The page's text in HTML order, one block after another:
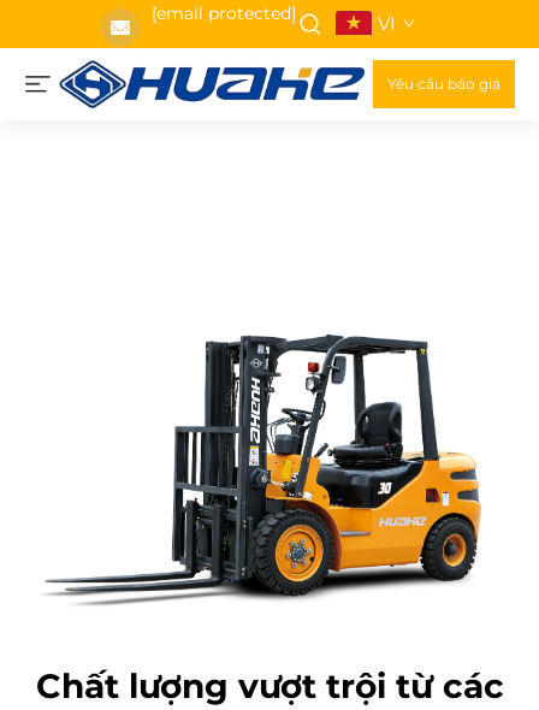
[email protected] VI
Yêu cầu báo giá
Chất lượng vượt trội từ các